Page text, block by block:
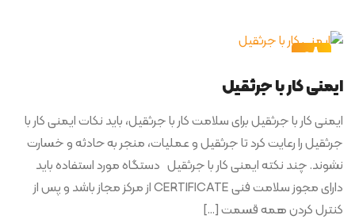
08
مرداد
ایمنی کار با جرثقیل
ایمنی کار با جرثقیل برای سلامت کار با جرثقیل، باید نکات ایمنی کار با
جرثقیل را رعایت کرد تا جرثقیل و عملیات، منجر به حادثه و خسارت
نشوند. چند نکته ایمنی کار با جرثقیل دستگاه مورد استفاده باید
دارای مجوز سلامت فنی CERTIFICATE از مرکز مجاز باشد و پس از
کنترل کردن همه قسمت […]